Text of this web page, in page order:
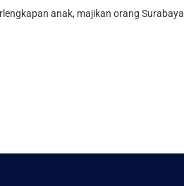
anak, majikan orang Surabaya